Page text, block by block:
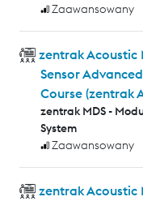
Zaawansowany
zentrak Acoustic
Sensor
Course (zentrak
zentrak MDS -
System
Zaawansowany
zentrak Acoustic